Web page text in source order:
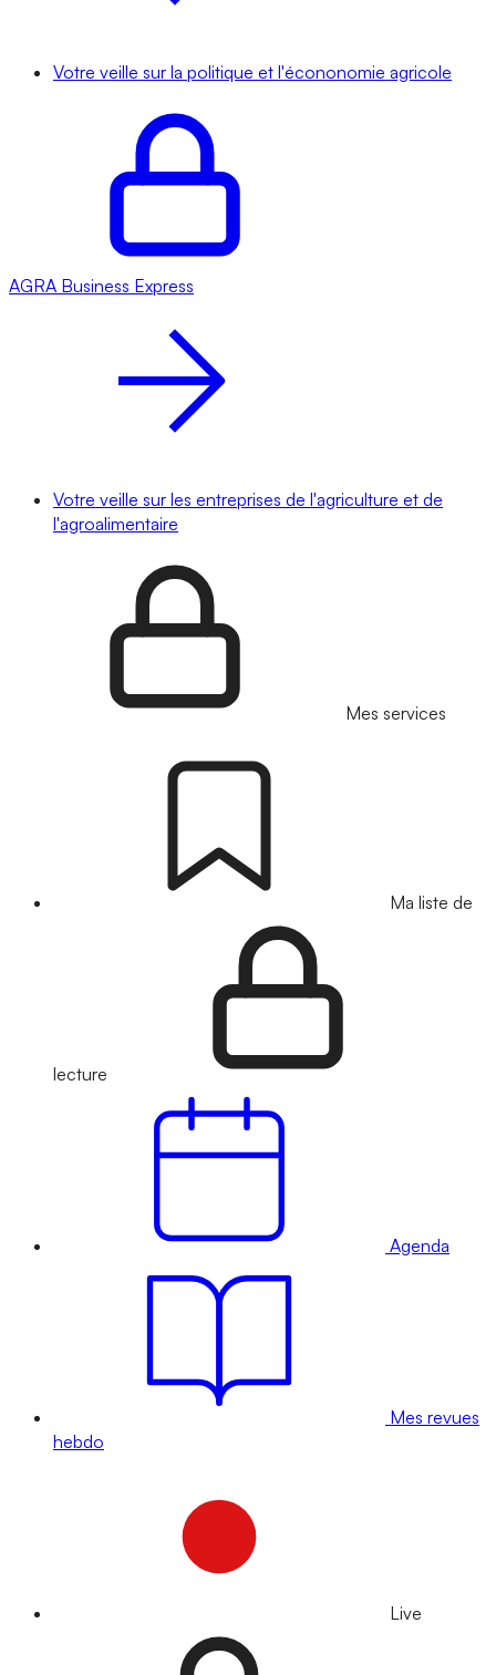
Votre veille sur la politique et l'écononomie agricole
AGRA Business Express
Votre veille sur les entreprises de l'agriculture et de
l'agroalimentaire
Mes services
Ma liste de
lecture
Agenda
Mes revues
hebdo
Live